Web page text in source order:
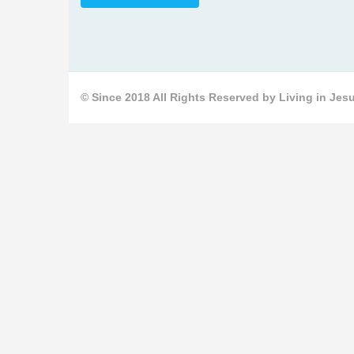
© Since 2018 All Rights Reserved by Living in